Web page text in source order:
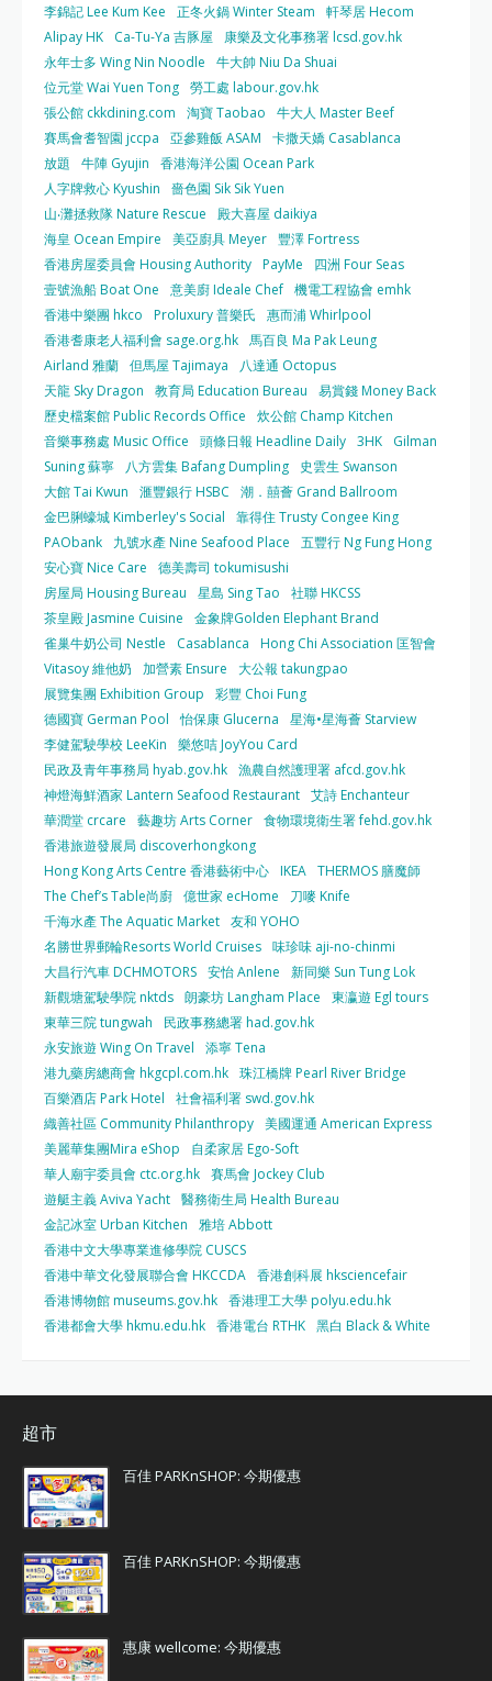
李錦記 Lee Kum Kee 正冬火鍋 Winter Steam
軒琴居 Hecom
Alipay HK
Ca-Tu-Ya 吉豚屋
康樂及文化事務署 lcsd.gov.hk
永年士多 Wing Nin Noodle
牛大帥 Niu Da Shuai
位元堂 Wai Yuen Tong 勞工處 labour.gov.hk
張公館 ckkdining.com
淘寶 Taobao
牛大人 Master Beef
賽馬會耆智園 jccpa
亞參雞飯 ASAM
卡撒天嬌 Casablanca
放題
牛陣 Gyujin
香港海洋公園 Ocean Park
人字牌救心 Kyushin
嗇色園 Sik Sik Yuen
山‧灘拯救隊 Nature Rescue
殿大喜屋 daikiya
海皇 Ocean Empire
美亞廚具 Meyer 豐澤 Fortress
香港房屋委員會 Housing Authority PayMe
四洲 Four Seas
壹號漁船 Boat One
意美廚 Ideale Chef 機電工程協會 emhk
香港中樂團 hkco
Proluxury 普樂氏
惠而浦 Whirlpool
香港耆康老人福利會 sage.org.hk 馬百良 Ma Pak Leung
Airland 雅蘭 但馬屋 Tajimaya
八達通 Octopus
天龍 Sky Dragon
教育局 Education Bureau
易賞錢 Money Back
歷史檔案館 Public Records Office
炊公館 Champ Kitchen
音樂事務處 Music Office
頭條日報 Headline Daily 3HK
Gilman
Suning 蘇寧
八方雲集 Bafang Dumpling
史雲生 Swanson
大館 Tai Kwun
滙豐銀行 HSBC
潮．囍薈 Grand Ballroom
金巴脷蠔城 Kimberley's Social
靠得住 Trusty Congee King
PAObank
九號水產 Nine Seafood Place
五豐行 Ng Fung Hong
安心寶 Nice Care
德美壽司 tokumisushi
房屋局 Housing Bureau
星島 Sing Tao
社聯 HKCSS
茶皇殿 Jasmine Cuisine
金象牌Golden Elephant Brand
雀巢牛奶公司 Nestle
Casablanca
Hong Chi Association 匡智會
Vitasoy 維他奶
加營素 Ensure
大公報 takungpao
展覽集團 Exhibition Group
彩豐 Choi Fung
德國寶 German Pool
怡保康 Glucerna
星海•星海薈 Starview
李健駕駛學校 LeeKin
樂悠咭 JoyYou Card
民政及青年事務局 hyab.gov.hk 漁農自然護理署 afcd.gov.hk
神燈海鮮酒家 Lantern Seafood Restaurant 艾詩 Enchanteur
華潤堂 crcare
藝趣坊 Arts Corner 食物環境衛生署 fehd.gov.hk
香港旅遊發展局 discoverhongkong
Hong Kong Arts Centre 香港藝術中心 IKEA THERMOS 膳魔師
The Chef’s Table尚廚 億世家 ecHome
刀嘜 Knife
千海水產 The Aquatic Market 友和 YOHO
名勝世界郵輪Resorts World Cruises 味珍味 aji-no-chinmi
大昌行汽車 DCHMOTORS 安怡 Anlene
新同樂 Sun Tung Lok
新觀塘駕駛學院 nktds 朗豪坊 Langham Place
東瀛遊 Egl tours
東華三院 tungwah
民政事務總署 had.gov.hk
永安旅遊 Wing On Travel
添寧 Tena
港九藥房總商會 hkgcpl.com.hk 珠江橋牌 Pearl River Bridge
百樂酒店 Park Hotel
社會福利署 swd.gov.hk
織善社區 Community Philanthropy 美國運通 American Express
美麗華集團Mira eShop
自柔家居 Ego-Soft
華人廟宇委員會 ctc.org.hk 賽馬會 Jockey Club
遊艇主義 Aviva Yacht 醫務衛生局 Health Bureau
金記冰室 Urban Kitchen
雅培 Abbott
香港中文大學專業進修學院 CUSCS
香港中華文化發展聯合會 HKCCDA 香港創科展 hksciencefair
香港博物館 museums.gov.hk 香港理工大學 polyu.edu.hk
香港都會大學 hkmu.edu.hk 香港電台 RTHK 黑白 Black & White
超市
百佳 PARKnSHOP: 今期優惠
百佳 PARKnSHOP: 今期優惠
惠康 wellcome: 今期優惠